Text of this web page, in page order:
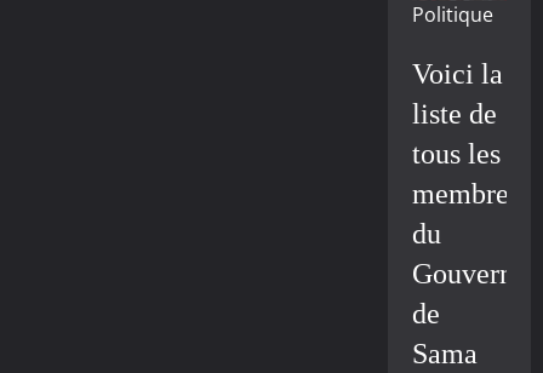
Politique
Voici la
liste de
tous les
membres
du
de
Sama